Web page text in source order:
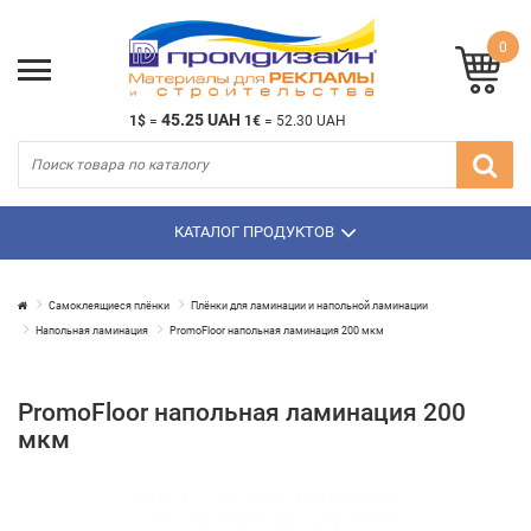
1$ = 45.25 UAH 1€ = 52.30 UAH
0
КАТАЛОГ ПРОДУКТОВ
Самоклеящиеся плёнки Плёнки для ламинации и напольной ламинации
Напольная ламинация PromoFloor напольная ламинация 200 мкм
PromoFloor напольная ламинация 200
мкм